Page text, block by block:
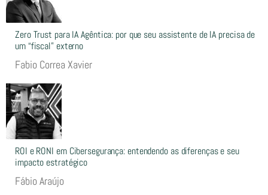
Zero Trust para IA Agêntica: por que seu assistente de IA precisa de
um “fiscal” externo
Fabio Correa Xavier
ROI e RONI em Cibersegurança: entendendo as diferenças e seu
impacto estratégico
Fábio Araújo